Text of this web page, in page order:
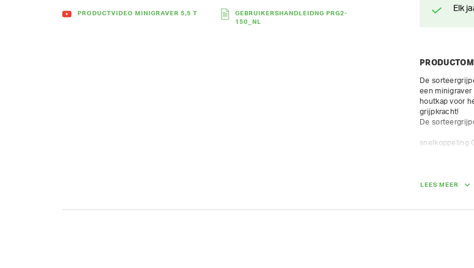
PRODUCTVIDEO MINIGRAVER 5,5 T
GEBRUIKERSHANDLEIDNG PRG2-
150_NL
Elk
De
een
houtkap voor
grijpkracht!
De
snelkoppeling
werkdruk
LEES MEER